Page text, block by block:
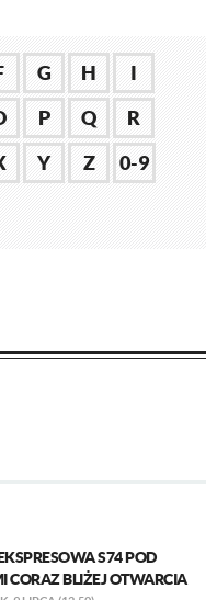
G H
I
P Q
R
Y Z
0-9
S74 POD
CORAZ BLIŻEJ OTWARCIA